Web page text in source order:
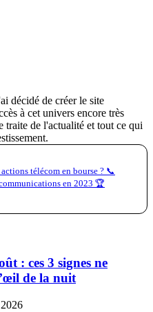
décidé de créer le site
à cet univers encore très
traite de l'actualité et tout ce qui
télécom en bourse ? 📞
en 2023 🏆
: ces 3 signes ne
de la nuit